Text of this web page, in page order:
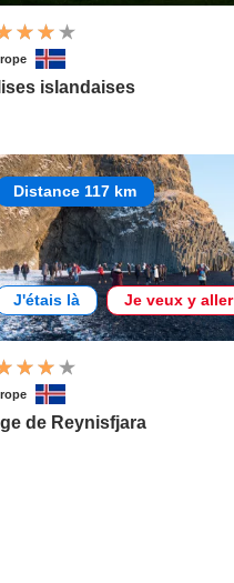
islandaises
Distance 117 km
J'étais là Je veux y aller
de Reynisfjara